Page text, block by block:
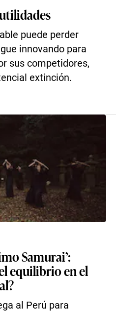
puede perder
innovando para
sus competidores,
extinción.
Samurai’:
equilibrio en el
al Perú para